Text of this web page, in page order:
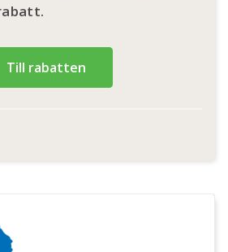
Till rabatten